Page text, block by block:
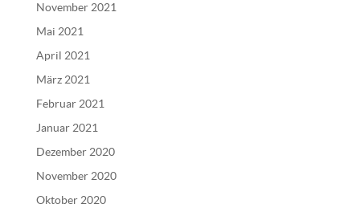
November 2021
Mai 2021
April 2021
März 2021
Februar 2021
Januar 2021
Dezember 2020
November 2020
Oktober 2020